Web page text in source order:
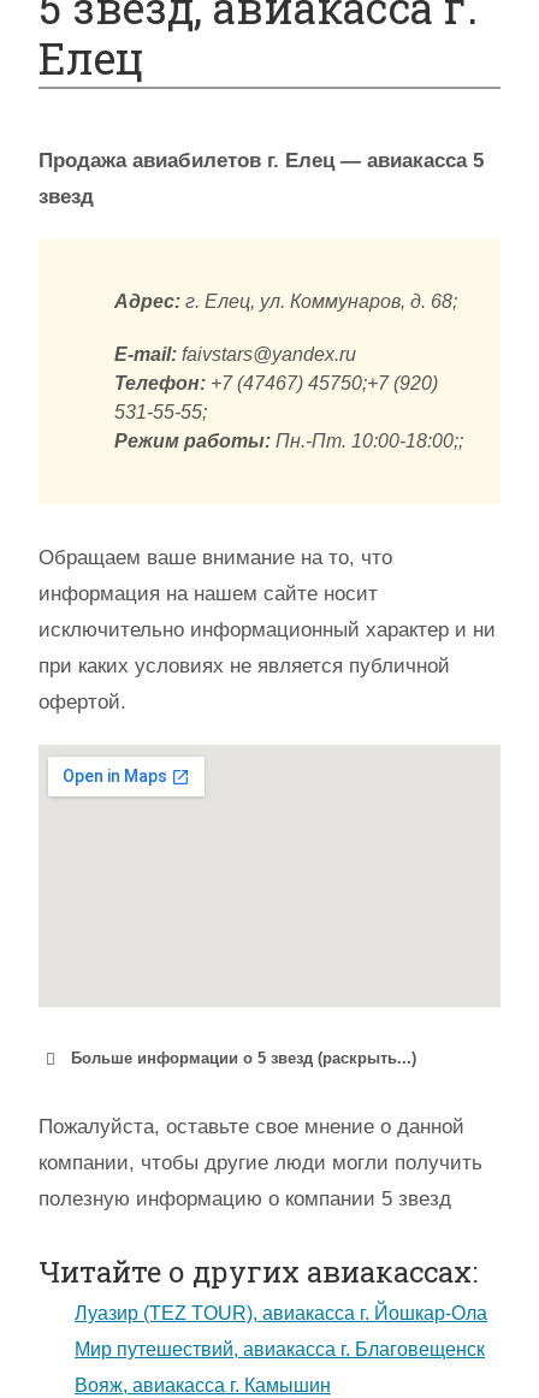
Елец
Продажа авиабилетов г. Елец — авиакасса 5
звезд
Адрес: г. Елец, ул. Коммунаров, д. 68;
E-mail: faivstars@yandex.ru
Телефон: +7 (47467) 45750;+7 (920)
531-55-55;
Режим работы: Пн.-Пт. 10:00-18:00;;
Обращаем ваше внимание на то, что
информация на нашем сайте носит
исключительно информационный характер и ни
при каких условиях не является публичной
офертой.
Больше информации о 5 звезд (раскрыть...)
Пожалуйста, оставьте свое мнение о данной
компании, чтобы другие люди могли получить
полезную информацию о компании 5 звезд
Читайте о других авиакассах:
Луазир (TEZ TOUR), авиакасса г. Йошкар-Ола
Мир путешествий, авиакасса г. Благовещенск
Вояж, авиакасса г. Камышин